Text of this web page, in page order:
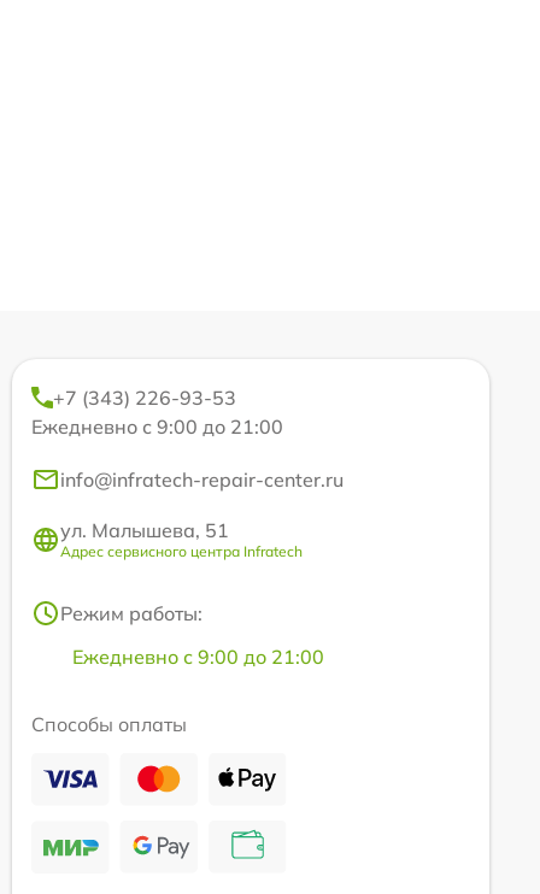
+7 (343) 226-93-53
Ежедневно с 9:00 до 21:00
info@infratech-repair-center.ru
ул. Малышева, 51
Адрес сервисного центра Infratech
Режим работы:
Ежедневно с 9:00 до 21:00
Способы оплаты